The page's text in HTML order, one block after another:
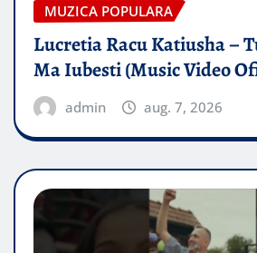
MUZICA POPULARA
Lucretia Racu Katiusha –
Ma Iubesti (Music Video
admin aug. 7, 2026